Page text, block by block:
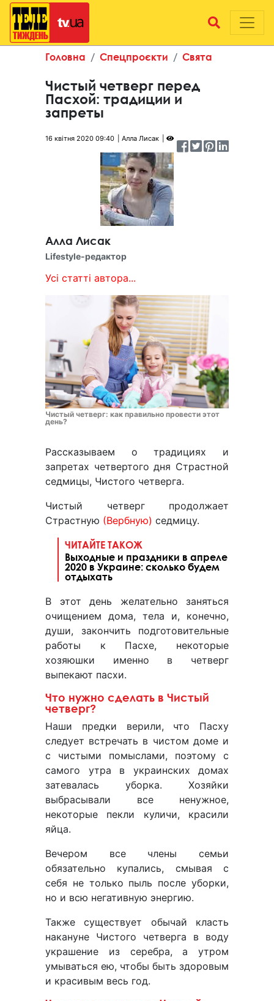
Головна Спецпроєкти Свята
Чистый четверг перед
Пасхой: традиции и
запреты
16 квітня 2020 09:40 Алла Лисак
Алла Лисак
Lifestyle-редактор
Усі статті автора...
Чистый четверг: как правильно провести этот
день?
Рассказываем о традициях и
запретах четвертого дня Страстной
седмицы, Чистого четверга.
Чистый четверг продолжает
Страстную (Вербную) седмицу.
ЧИТАЙТЕ ТАКОЖ
Выходные и праздники в апреле
2020 в Украине: сколько будем
отдыхать
В этот день желательно заняться
очищением дома, тела и, конечно,
души, закончить подготовительные
работы к Пасхе, некоторые
хозяюшки именно в четверг
выпекают пасхи.
Что нужно сделать в Чистый
четверг?
Наши предки верили, что Пасху
следует встречать в чистом доме и
с чистыми помыслами, поэтому с
самого утра в украинских домах
затевалась уборка. Хозяйки
выбрасывали все ненужное,
некоторые пекли куличи, красили
яйца.
Вечером все члены семьи
обязательно купались, смывая с
себя не только пыль после уборки,
но и всю негативную энергию.
Также существует обычай класть
накануне Чистого четверга в воду
украшение из серебра, а утром
умываться ею, чтобы быть здоровым
и красивым весь год.